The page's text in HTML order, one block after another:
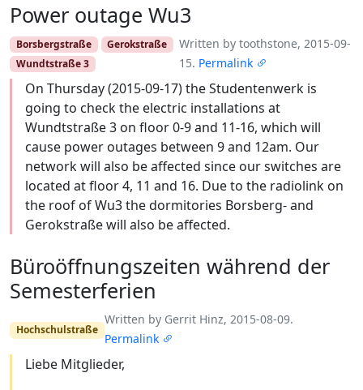
Power outage Wu3
Borsbergstraße
Gerokstraße
Wundtstraße 3
Written by toothstone, 2015-09-
15. Permalink
On Thursday (2015-09-17) the Studentenwerk is
going to check the electric installations at
Wundtstraße 3 on floor 0-9 and 11-16, which will
cause power outages between 9 and 12am. Our
network will also be affected since our switches are
located at floor 4, 11 and 16. Due to the radiolink on
the roof of Wu3 the dormitories Borsberg- and
Gerokstraße will also be affected.
Büroöffnungszeiten während der
Semesterferien
Hochschulstraße
Written by Gerrit Hinz, 2015-08-09.
Permalink
Liebe Mitglieder,